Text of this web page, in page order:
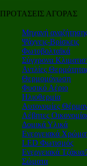
ΠΡΟΤΑΣΕΙΣ ΑΓΟΡΑΣ
Μηχανή
Ψάχνεις-Βρίσκεις
Φωτοβολταϊκά
Σύγχρονα
Αντλίες
Θερμομόνωση
Φυσικό Αέριο
Ηλιοθερμία
Αυτονομίες
Λέβητες
Δομικά Υλικά
Ενεργειακά
LED Φωτισμός
Ενεργειακά
Σώματα